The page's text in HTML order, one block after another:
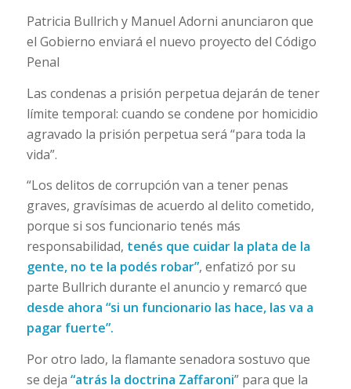
Patricia Bullrich y Manuel Adorni anunciaron que
el Gobierno enviará el nuevo proyecto del Código
Penal
Las condenas a prisión perpetua dejarán de tener
límite temporal: cuando se condene por homicidio
agravado la prisión perpetua será “para toda la
vida”.
“Los delitos de corrupción van a tener penas
graves, gravísimas de acuerdo al delito cometido,
porque si sos funcionario tenés más
responsabilidad, tenés que cuidar la plata de la
gente, no te la podés robar”, enfatizó por su
parte Bullrich durante el anuncio y remarcó que
desde ahora “si un funcionario las hace, las va a
pagar fuerte”.
Por otro lado, la flamante senadora sostuvo que
se deja “atrás la doctrina Zaffaroni” para que la